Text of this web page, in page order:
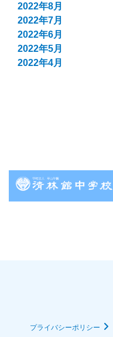
2022年8月
2022年7月
2022年6月
2022年5月
2022年4月
プライバシーポリシー